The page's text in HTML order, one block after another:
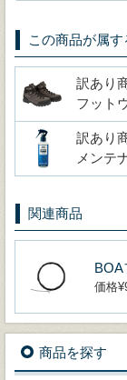
この商品が属す
訳あり
フット
訳あり
メンテ
関連商品
BOA
価格
商品を探す